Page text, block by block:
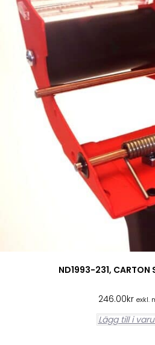
ND1993-231, CARTON
246.00kr exkl.
Lägg till i